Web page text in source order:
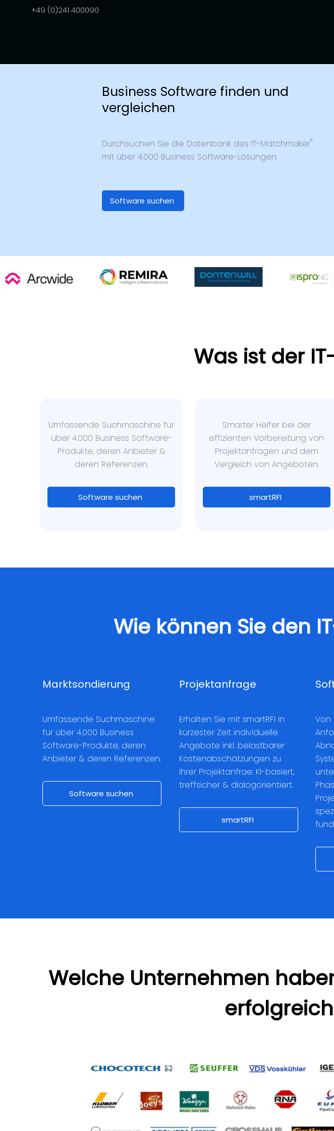
+49 (0)241 400090
Business Software finden und
vergleichen
Durchsuchen Sie die Datenbank des IT-Matchmaker®
mit über 4.000 Business Software-Lösungen.
Software suchen
Was ist der
Umfassende Suchmaschine für
über 4.000 Business Software-
Produkte, deren Anbieter &
deren Referenzen.
Software suchen
Smarter Helfer bei der
effizienten Vorbereitung von
Projektanfragen und dem
Vergleich von Angeboten.
smartRFI
Wie können Sie den
Marktsondierung
Umfassende Suchmaschine
für über 4.000 Business
Software-Produkte, deren
Anbieter & deren Referenzen.
Software suchen
Projektanfrage
Erhalten Sie mit smartRFI in
kürzester Zeit individuelle
Angebote inkl. belastbarer
Kostenabschätzungen zu
Ihrer Projektanfrae: KI-basiert,
treffsicher & dialogorientiert.
smartRFI
Von
Welche Unternehmen